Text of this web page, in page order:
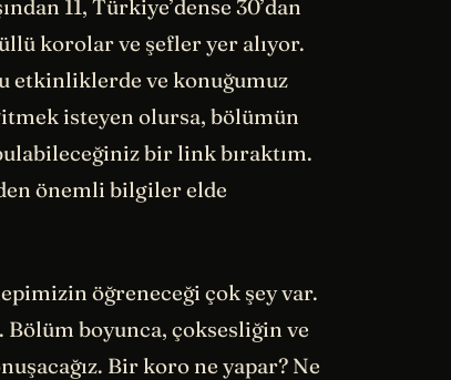
11, Türkiye’dense 30’dan
korolar ve şefler yer alıyor.
etkinliklerde ve konuğumuz
isteyen olursa, bölümün
bir link bıraktım.
önemli bilgiler elde
öğreneceği çok şey var.
boyunca, çoksesliğin ve
Bir koro ne yapar? Ne